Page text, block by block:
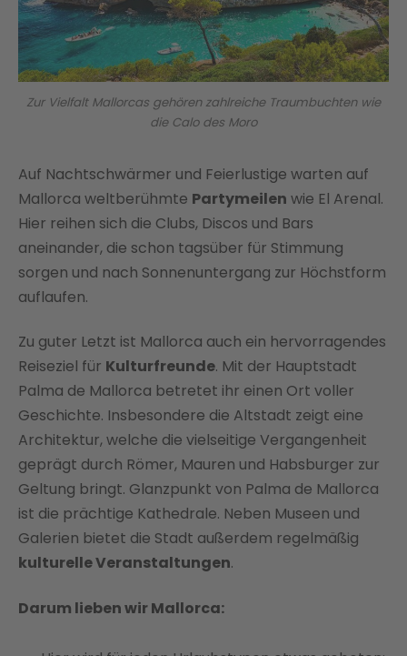
Zur Vielfalt Mallorcas gehören zahlreiche Traumbuchten wie
die Calo des Moro
Auf Nachtschwärmer und Feierlustige warten auf
Mallorca weltberühmte Partymeilen wie El Arenal.
Hier reihen sich die Clubs, Discos und Bars
aneinander, die schon tagsüber für Stimmung
sorgen und nach Sonnenuntergang zur Höchstform
auflaufen.
Zu guter Letzt ist Mallorca auch ein hervorragendes
Reiseziel für Kulturfreunde. Mit der Hauptstadt
Palma de Mallorca betretet ihr einen Ort voller
Geschichte. Insbesondere die Altstadt zeigt eine
Architektur, welche die vielseitige Vergangenheit
geprägt durch Römer, Mauren und Habsburger zur
Geltung bringt. Glanzpunkt von Palma de Mallorca
ist die prächtige Kathedrale. Neben Museen und
Galerien bietet die Stadt außerdem regelmäßig
kulturelle Veranstaltungen.
Darum lieben wir Mallorca: